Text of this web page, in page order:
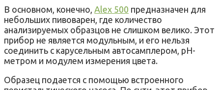
В основном, конечно, Alex 500 предназначен для
небольших пивоварен, где количество
анализируемых образцов не слишком велико. Этот
прибор не является модульным, и его нельзя
соединить с карусельным автосамплером, рН-
метром и модулем измерения цвета.
Образец подается с помощью встроенного